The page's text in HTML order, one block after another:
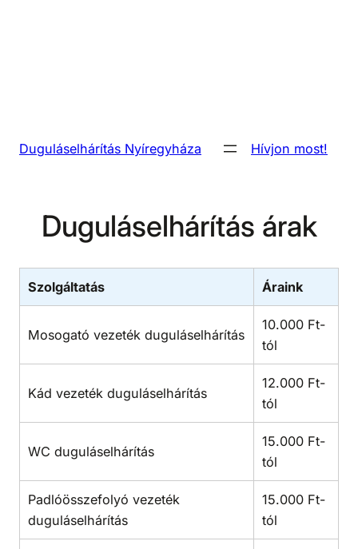
Duguláselhárítás Nyíregyháza Hívjon most!
Duguláselhárítás árak
Szolgáltatás Áraink
Mosogató vezeték duguláselhárítás
10.000 Ft-
tól
Kád vezeték duguláselhárítás
12.000 Ft-
tól
WC duguláselhárítás
15.000 Ft-
tól
Padlóösszefolyó vezeték
duguláselhárítás
15.000 Ft-
tól